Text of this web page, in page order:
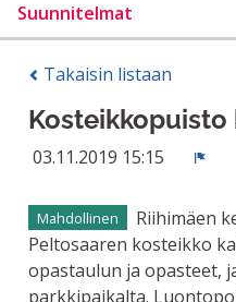
Suunnitelmat
Takaisin listaan
Kosteikkopuisto
03.11.2019 15:15
Mahdollinen
Riihimäen
Peltosaaren kosteikko
opastaulun ja opasteet,
parkkipaikalta.